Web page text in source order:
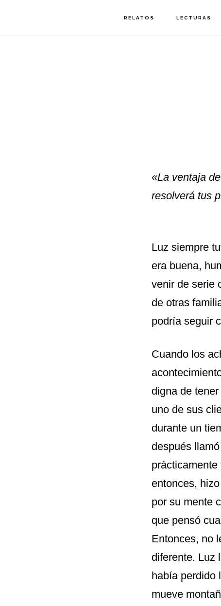
RELATOS LECTURAS
«La ventaja
resolverá tus
Luz siempre
era buena,
venir de serie
de otras
podría seguir
Cuando los
digna de
uno de sus
durante un
después
entonces,
por su mente
que pensó
Entonces, no
diferente. Luz
había perdido
mueve